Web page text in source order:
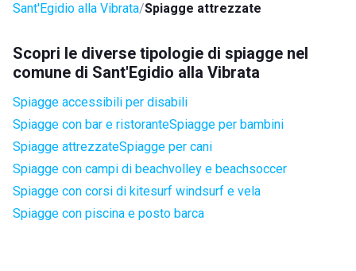
Sant'Egidio alla Vibrata Spiagge attrezzate
Scopri le diverse tipologie di spiagge nel
comune di Sant'Egidio alla Vibrata
Spiagge accessibili per disabili
Spiagge con bar e ristoranteSpiagge per bambini
Spiagge attrezzateSpiagge per cani
Spiagge con campi di beachvolley e beachsoccer
Spiagge con corsi di kitesurf windsurf e vela
Spiagge con piscina e posto barca